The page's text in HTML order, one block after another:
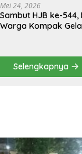
Mei 24, 2026
Sambut HJB ke-
Warga Kompak
Selengkapnya